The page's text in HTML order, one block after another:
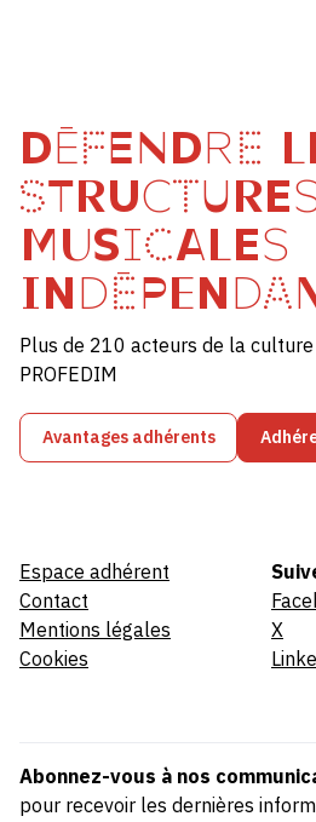
DÉFENDRE
MUSICALES
Plus de 210 acteurs de la
PROFEDIM
Avantages adhérents
Espace adhérent
Contact
Mentions légales
Cookies
X
Abonnez-vous à nos
pour recevoir les dernières